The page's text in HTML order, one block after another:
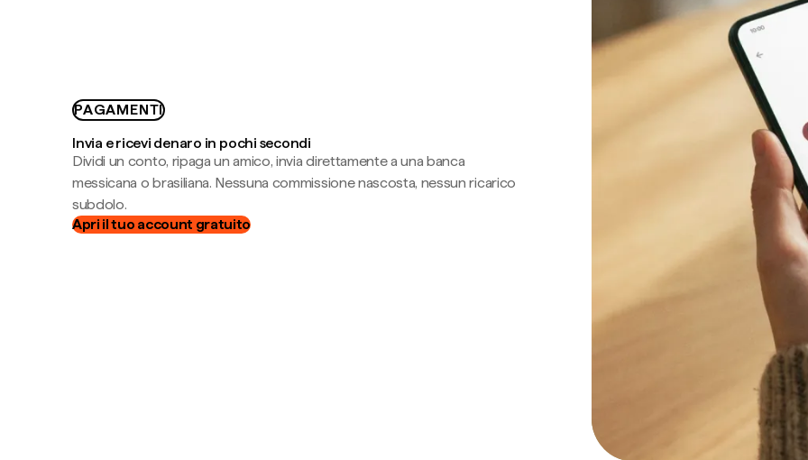
PAGAMENTI
Invia e ricevi denaro in pochi secondi
Dividi un conto, ripaga un amico, invia direttamente a una banca
messicana o brasiliana. Nessuna commissione nascosta, nessun ricarico
subdolo.
Apri il tuo account gratuito